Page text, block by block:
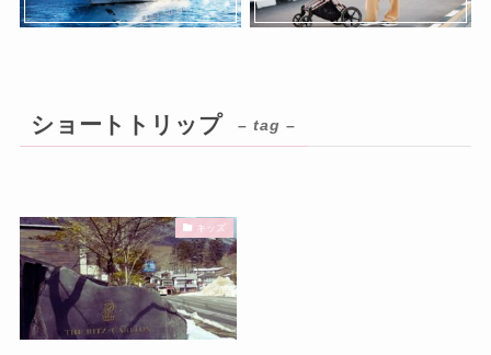
ショートトリップ – tag –
キッズ